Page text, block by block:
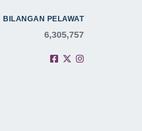
BILANGAN PELAWAT
6,305,757